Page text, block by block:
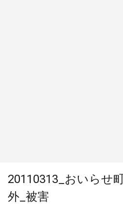
20110313_おいらせ
外_被害